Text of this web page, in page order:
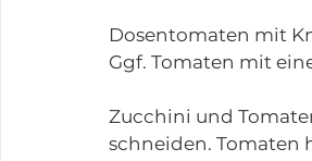
Dosentomaten mit
Ggf. Tomaten mit
Zucchini und
schneiden. Tomaten